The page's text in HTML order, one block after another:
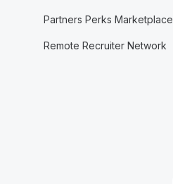
Partners Perks Marketplace
Remote Recruiter Network